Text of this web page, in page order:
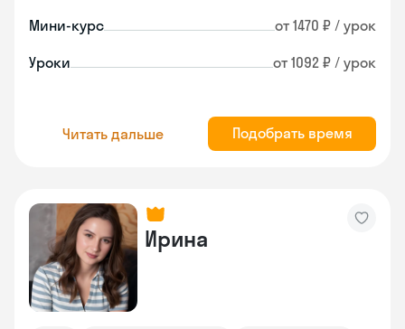
Мини-курс от 1470 ₽ / урок
Уроки от 1092 ₽ / урок
Читать дальше Подобрать время
Ирина